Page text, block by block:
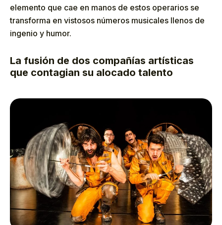
elemento que cae en manos de estos operarios se
transforma en vistosos números musicales llenos de
ingenio y humor.
La fusión de dos compañías artísticas
que contagian su alocado talento